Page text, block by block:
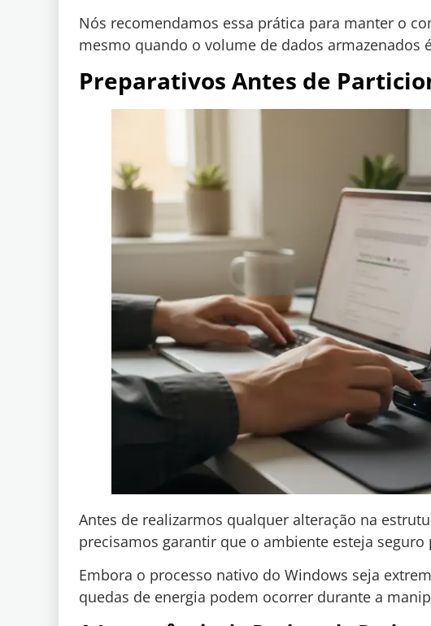
Nós recomendamos essa prática para manter o
mesmo quando o volume de dados armazenados
Preparativos Antes de
Antes de realizarmos qualquer alteração na
precisamos garantir que o ambiente esteja
Embora o processo nativo do Windows seja
quedas de energia podem ocorrer durante a